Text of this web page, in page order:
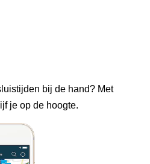
bij de hand? Met
je op de hoogte.